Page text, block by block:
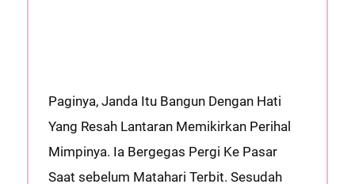
Paginya, Janda Itu Bangun Dengan Hati
Yang Resah Lantaran Memikirkan Perihal
Mimpinya. Ia Bergegas Pergi Ke Pasar
Saat sebelum Matahari Terbit. Sesudah